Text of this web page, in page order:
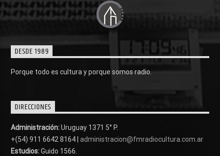
DESDE 1989
Porque todo es cultura y porque somos radio.
DIRECCIONES
Administración:Uruguay 1371 5° P.
+(54) 911 6642 8164 | administracion@fmradiocultura.com.ar
Estudios:Guido 1566.